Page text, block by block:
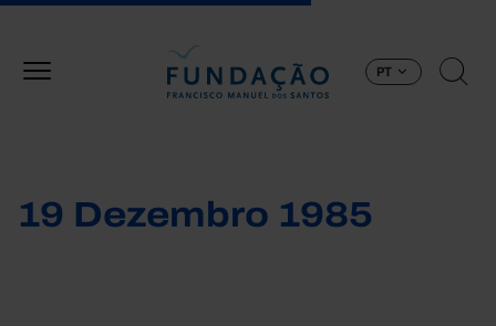
PT
19 Dezembro 1985